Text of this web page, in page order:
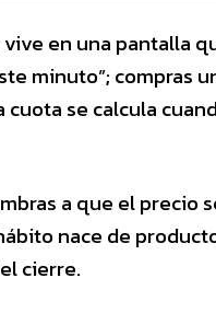
en una pantalla
minuto”; compras
se calcula
a que el precio
nace de
cierre.